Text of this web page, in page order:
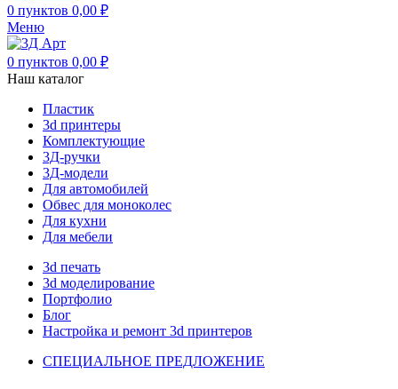
0 пунктов 0,00 ₽
Меню
0 пунктов 0,00 ₽
Наш каталог
Пластик
3d принтеры
Комплектующие
3Д-ручки
3Д-модели
Для автомобилей
Обвес для моноколес
Для кухни
Для мебели
3d печать
3d моделирование
Портфолио
Блог
Настройка и ремонт 3d принтеров
СПЕЦИАЛЬНОЕ ПРЕДЛОЖЕНИЕ